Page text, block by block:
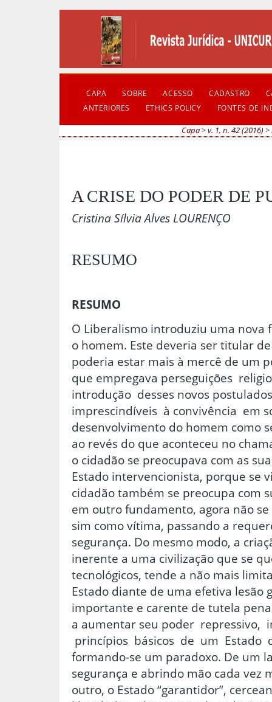
CAPA SOBRE ACESSO CADASTRO
ANTERIORES
ETHICS POLICY FONTES DE
Capa>v. 1, n. 42 (2016)>
A CRISE DO PODER DE
Cristina Sílvia Alves LOURENÇO
RESUMO
RESUMO
O Liberalismo introduziu uma nova
o homem. Este deveria ser titular
poderia estar mais à mercê de um
que empregava perseguições
introdução desses novos
imprescindíveis à convivência em
desenvolvimento do homem como
ao revés do que aconteceu no
o cidadão se preocupava com as
Estado intervencionista, porque se
cidadão também se preocupa com
em outro fundamento, agora não
sim como vítima, passando a
segurança. Do mesmo modo, a
inerente a uma civilização que se
tecnológicos, tende a não mais
Estado diante de uma efetiva lesão
importante e carente de tutela
a aumentar seu poder repressivo,
princípios básicos de um Estado
formando-se um paradoxo. De um
segurança e abrindo mão cada vez
outro, o Estado “garantidor”,